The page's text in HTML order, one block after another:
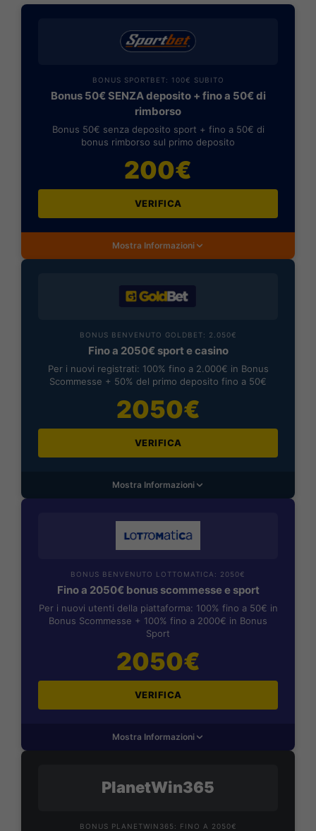
BONUS SPORTBET: 100€ SUBITO
Bonus 50€ SENZA deposito + fino a 50€ di
rimborso
Bonus 50€ senza deposito sport + fino a 50€ di
bonus rimborso sul primo deposito
200€
VERIFICA
Mostra Informazioni
BONUS BENVENUTO GOLDBET: 2.050€
Fino a 2050€ sport e casino
Per i nuovi registrati: 100% fino a 2.000€ in Bonus
Scommesse + 50% del primo deposito fino a 50€
2050€
VERIFICA
Mostra Informazioni
BONUS BENVENUTO LOTTOMATICA: 2050€
Fino a 2050€ bonus scommesse e sport
Per i nuovi utenti della piattaforma: 100% fino a 50€ in
Bonus Scommesse + 100% fino a 2000€ in Bonus
Sport
2050€
VERIFICA
Mostra Informazioni
PlanetWin365
BONUS PLANETWIN365: FINO A 2050€